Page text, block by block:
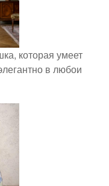
которая умеет
в любои